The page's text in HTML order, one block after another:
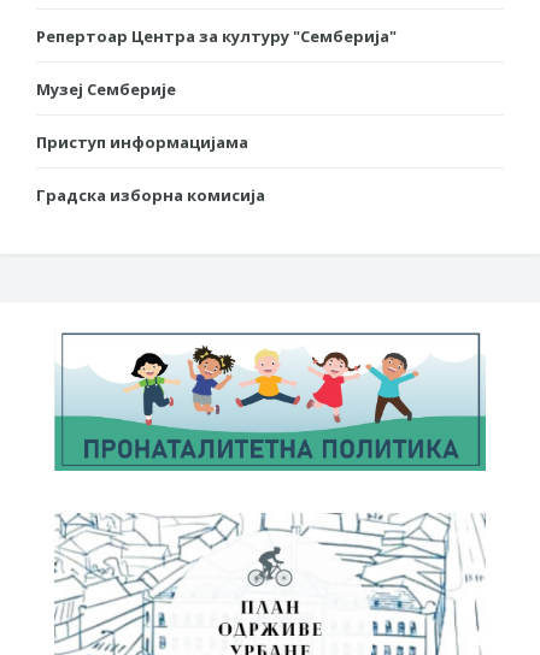
Репертоар Центра за културу "Семберија"
Музеј Семберије
Приступ информацијама
Градска изборна комисија